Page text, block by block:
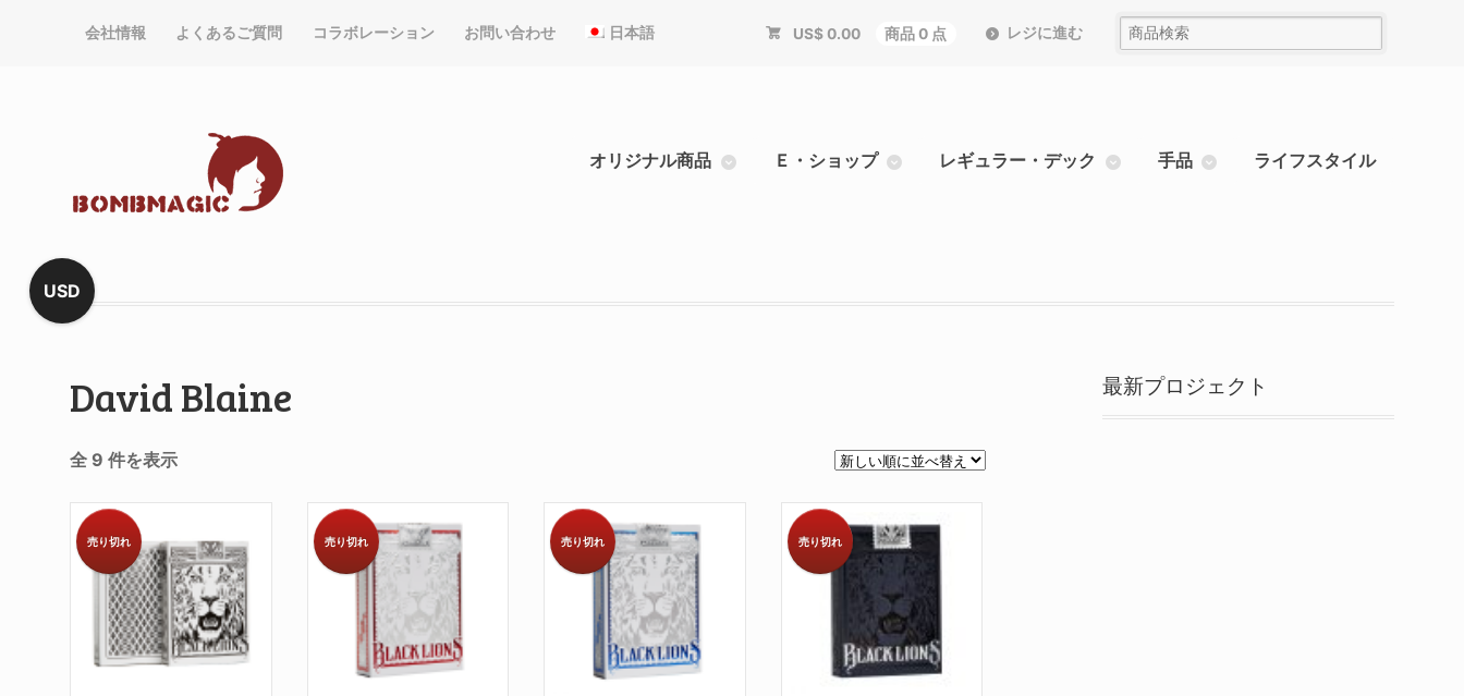
会社情報 よくあるご質問 コラボレーション お問い合わせ 日本語 US$0.00 商品 0 点 レジに進む
オリジナル商品 Ｅ・ショップ レギュラー・デック 手品 ライフスタイル
David Blaine
全 9 件を表示
売り切れ 売り切れ 売り切れ 売り切れ
最新プロジェクト
USD